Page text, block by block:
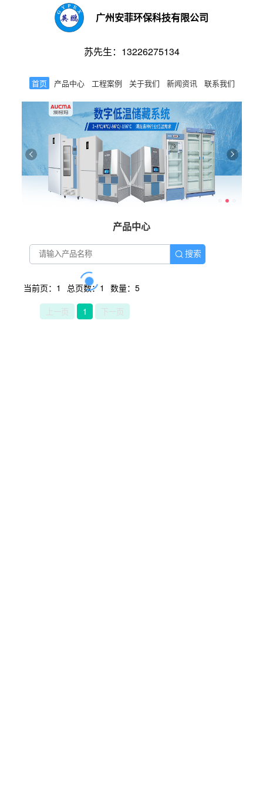
广州安菲环保科技有限公司
苏先生：13226275134
首页 产品中心 工程案例 关于我们 新闻资讯 联系我们
产品中心
搜索
当前页：1 总页数：1 数量：5
上一页 1 下一页